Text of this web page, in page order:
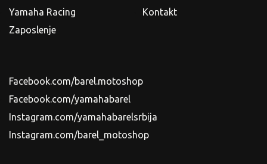
Yamaha Racing
Zaposlenje
Kontakt
Facebook.com/barel.motoshop
Facebook.com/yamahabarel
Instagram.com/yamahabarelsrbija
Instagram.com/barel_motoshop